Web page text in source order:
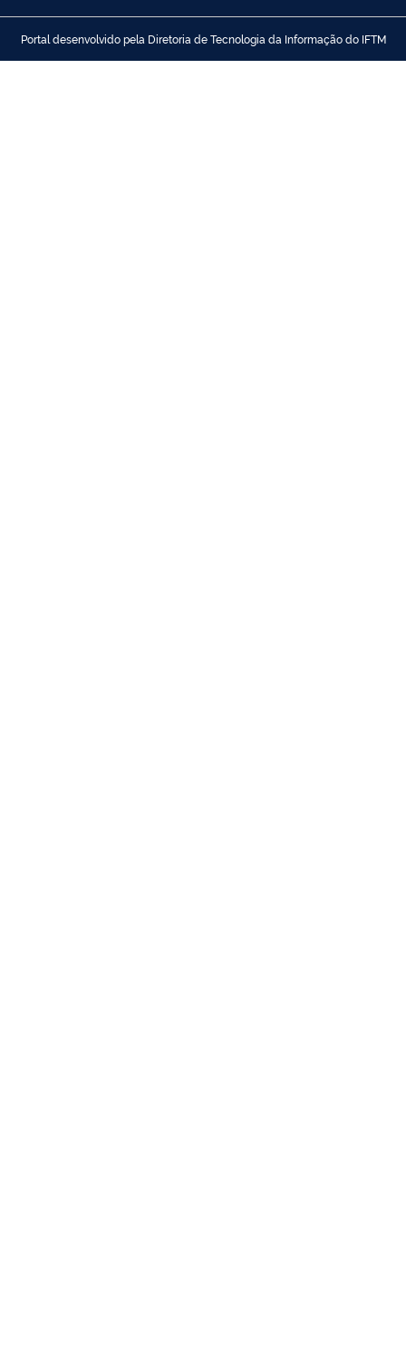
Portal desenvolvido pela Diretoria de Tecnologia da Informação do IFTM